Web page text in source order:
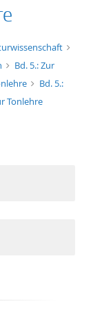
Bd. 5.: Zur
Bd. 5.:
Tonlehre